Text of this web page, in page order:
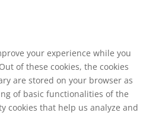
your experience while you
of these cookies, the cookies
are stored on your browser as
of basic functionalities of the
cookies that help us analyze and